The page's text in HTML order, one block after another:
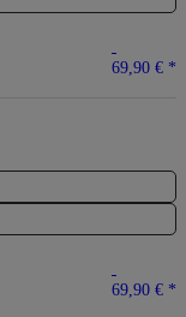
69,90 € *
69,90 € *